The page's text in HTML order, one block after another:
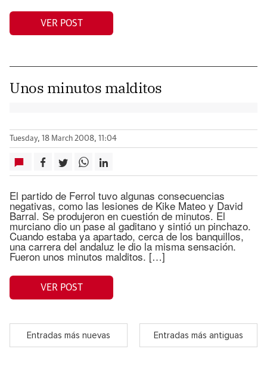
VER POST
Unos minutos malditos
Tuesday, 18 March 2008, 11:04
El partido de Ferrol tuvo algunas consecuencias
negativas, como las lesiones de Kike Mateo y David
Barral. Se produjeron en cuestión de minutos. El
murciano dio un pase al gaditano y sintió un pinchazo.
Cuando estaba ya apartado, cerca de los banquillos,
una carrera del andaluz le dio la misma sensación.
Fueron unos minutos malditos. […]
VER POST
Entradas más nuevas Entradas más antiguas